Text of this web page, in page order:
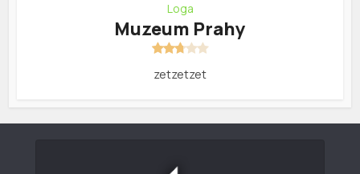
Loga
Muzeum Prahy
zetzetzet